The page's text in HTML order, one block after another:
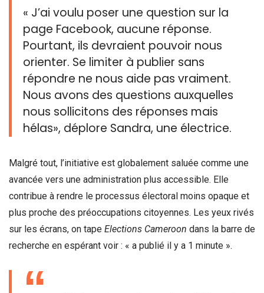
« J’ai voulu poser une question sur la
page Facebook, aucune réponse.
Pourtant, ils devraient pouvoir nous
orienter. Se limiter à publier sans
répondre ne nous aide pas vraiment.
Nous avons des questions auxquelles
nous sollicitons des réponses mais
hélas», déplore Sandra, une électrice.
Malgré tout, l’initiative est globalement saluée comme une
avancée vers une administration plus accessible. Elle
contribue à rendre le processus électoral moins opaque et
plus proche des préoccupations citoyennes. Les yeux rivés
sur les écrans, on tape Elections Cameroon dans la barre de
recherche en espérant voir : « a publié il y a 1 minute ».